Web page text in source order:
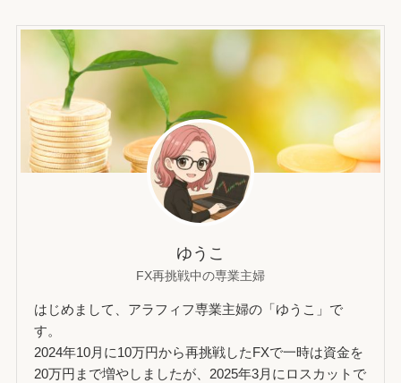
ゆうこ
FX再挑戦中の専業主婦
はじめまして、アラフィフ専業主婦の「ゆうこ」で
す。
2024年10月に10万円から再挑戦したFXで一時は資金を
20万円まで増やしましたが、2025年3月にロスカットで